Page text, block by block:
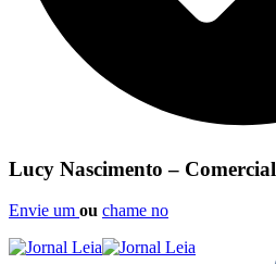
Lucy Nascimento – Comercial
Envie um ou chame no